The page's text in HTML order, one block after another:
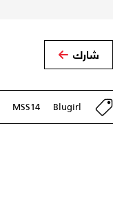
شارك
Blugirl
MSS14